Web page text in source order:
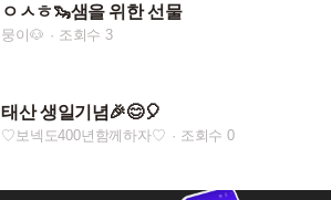
ㅇㅅㅎ🦦샘을 위한 선물
뭉이🐶 조회수 3
태산 생일기념🎉😊🎈
♡보넥도400년함께하자♡ 조회수 0